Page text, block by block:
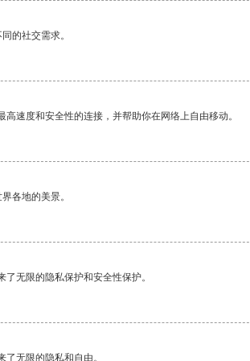
的社交需求。
速度和安全性的连接，并帮助你在网络上自由移动。
各地的美景。
无限的隐私保护和安全性保护。
无限的隐私和自由。